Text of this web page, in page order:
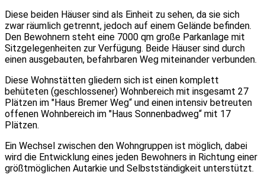
Diese beiden Häuser sind als Einheit zu sehen, da sie sich
zwar räumlich getrennt, jedoch auf einem Gelände befinden.
Den Bewohnern steht eine 7000 qm große Parkanlage mit
Sitzgelegenheiten zur Verfügung. Beide Häuser sind durch
einen ausgebauten, befahrbaren Weg miteinander verbunden.
Diese Wohnstätten gliedern sich ist einen komplett
behüteten (geschlossener) Wohnbereich mit insgesamt 27
Plätzen im ″Haus Bremer Weg“ und einen intensiv betreuten
offenen Wohnbereich im ″Haus Sonnenbadweg“ mit 17
Plätzen.
Ein Wechsel zwischen den Wohngruppen ist möglich, dabei
wird die Entwicklung eines jeden Bewohners in Richtung einer
größtmöglichen Autarkie und Selbstständigkeit unterstützt.